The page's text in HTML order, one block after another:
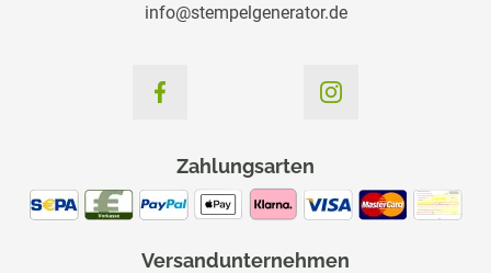
info@stempelgenerator.de
Zahlungsarten
Versandunternehmen